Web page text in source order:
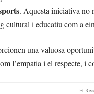
. Aquesta iniciativa no
cultural i educatiu com a
una valuosa
l’empatia i el respecte,
- Et